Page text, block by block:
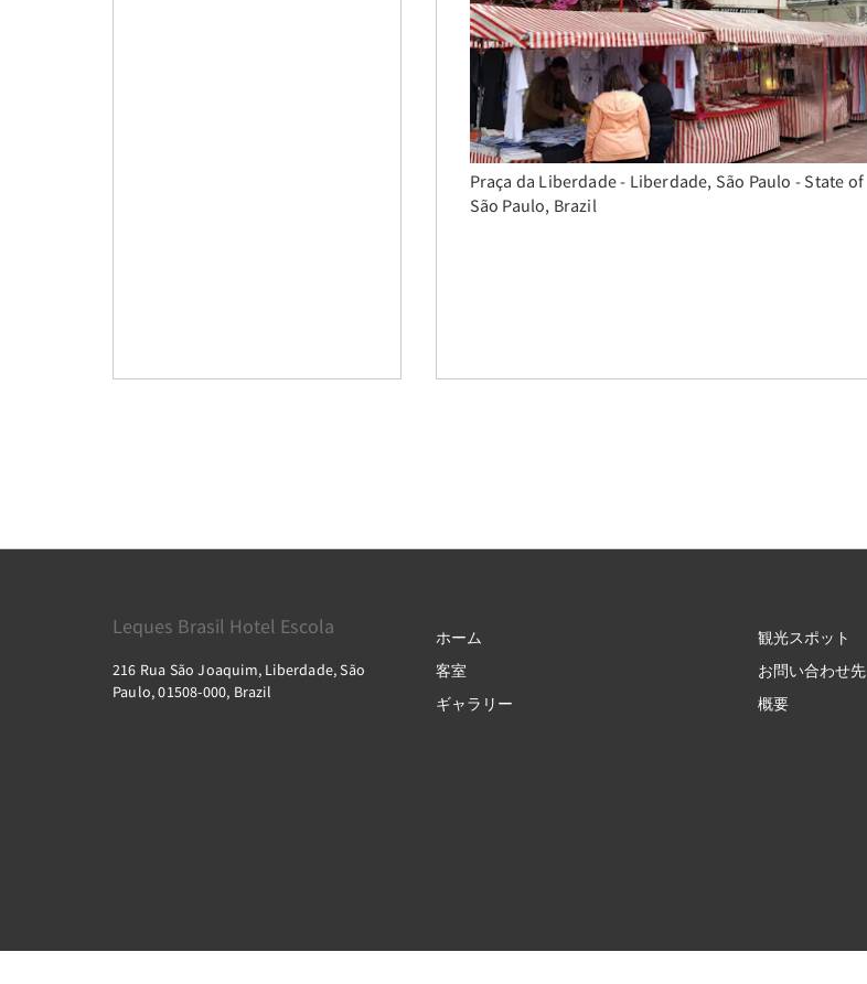
Praça da Liberdade - Liberdade, São Paulo - State of
São Paulo, Brazil
Leques Brasil Hotel Escola
216 Rua São Joaquim, Liberdade, São
Paulo, 01508-000, Brazil
ホーム
客室
ギャラリー
観光スポット
お問い合わせ先
概要